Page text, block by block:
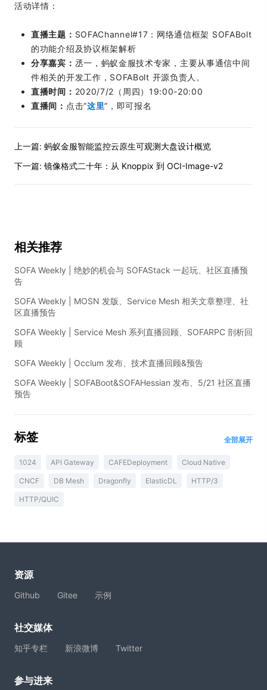
活动详情：
直播主题： SOFAChannel#17：网络通信框架 SOFABolt
的功能介绍及协议框架解析
分享嘉宾： 丞一，蚂蚁金服技术专家，主要从事通信中间
件相关的开发工作，SOFABolt 开源负责人。
直播时间： 2020/7/2（周四）19:00-20:00
直播间： 点击“这里”，即可报名
上一篇: 蚂蚁金服智能监控云原生可观测大盘设计概览
下一篇: 镜像格式二十年：从 Knoppix 到 OCI-Image-v2
相关推荐
SOFA Weekly | 绝妙的机会与 SOFAStack 一起玩、社区直播预
告
SOFA Weekly | MOSN 发版、Service Mesh 相关文章整理、社
区直播预告
SOFA Weekly | Service Mesh 系列直播回顾、SOFARPC 剖析回
顾
SOFA Weekly | Occlum 发布、技术直播回顾&预告
SOFA Weekly | SOFABoot&SOFAHessian 发布、5/21 社区直播
预告
标签 全部展开
1024 API Gateway CAFEDeployment Cloud Native
CNCF DB Mesh Dragonfly ElasticDL HTTP/3
HTTP/QUIC
资源
Github Gitee 示例
社交媒体
知乎专栏 新浪微博 Twitter
参与进来